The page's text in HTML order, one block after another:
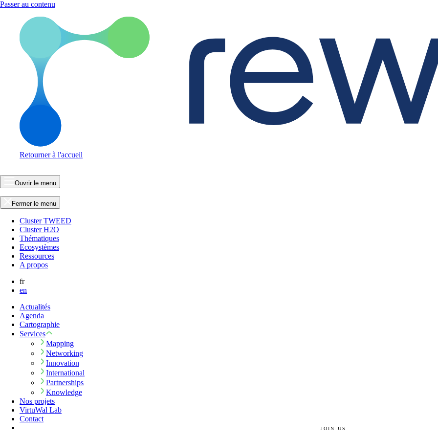
Passer au contenu
Retourner à l'accueil
Ouvrir le menu
Fermer le menu
Cluster TWEED
Cluster H2O
Thématiques
Ecosystèmes
Ressources
A propos
fr
en
Actualités
Agenda
Cartographie
Services
Mapping
Networking
Innovation
International
Partnerships
Knowledge
Nos projets
VirtuWal Lab
Contact
JOIN US